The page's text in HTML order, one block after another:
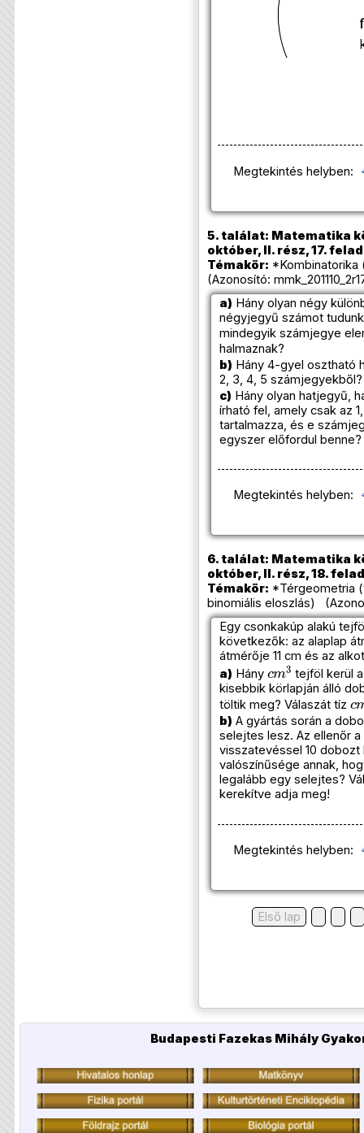
Megtekintés helyben:
5. találat: Matematika
október, II. rész, 17.
Témakör:
(Azonosító:
a) Hány olyan négy
négyjegyű számot
mindegyik számjegye
halmaznak?
b) Hány 4-gyel osztható
2, 3, 4, 5 számjegyekből?
c) Hány olyan hatjegyű,
írható fel, amely csak az
tartalmazza, és e
egyszer előfordul benne?
Megtekintés helyben:
6. találat: Matematika
október, II. rész, 18.
Témakör: *Térgeometria
binomiális eloszlás)
Egy csonkakúp alakú
következők: az alaplap
átmérője 11 cm és az
a) Hány
cm3
tejföl kerül
kisebbik körlapján álló
töltik meg? Válaszát tíz
c
b) A gyártás során a
selejtes lesz. Az ellenőr
visszatevéssel 10 dobozt
valószínűsége annak,
legalább egy selejtes?
kerekítve adja meg!
Megtekintés helyben:
Első lap
Budapesti Fazekas Mihály